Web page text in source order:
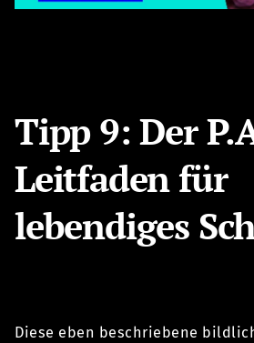
Tipp 9: Der
Leitfaden für
lebendiges
Diese eben beschriebene